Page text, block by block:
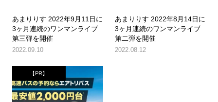
あまりりす 2022年9月11日に
3ヶ月連続のワンマンライブ
第三弾を開催
2022.09.10
あまりりす 2022年8月14日に
3ヶ月連続のワンマンライブ
第二弾を開催
2022.08.12
【PR】